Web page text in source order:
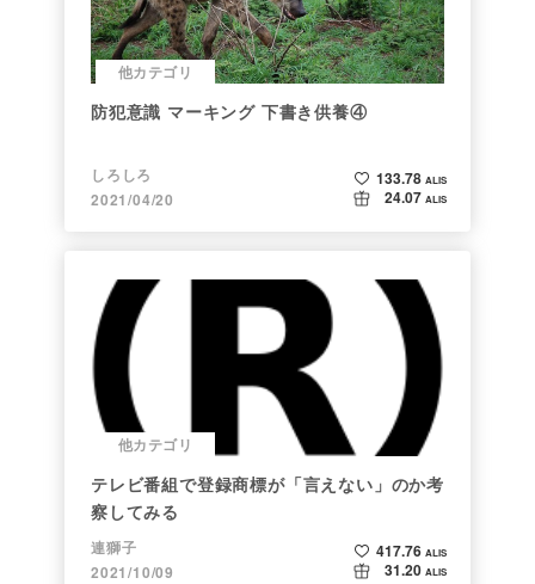
他カテゴリ
防犯意識 マーキング 下書き供養④
しろしろ
2021/04/20
133.78 ALIS
24.07 ALIS
他カテゴリ
テレビ番組で登録商標が「言えない」のか考
察してみる
連獅子
2021/10/09
417.76 ALIS
31.20 ALIS